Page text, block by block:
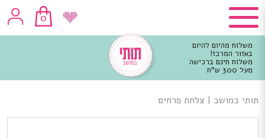
0
משלוח מהיום להיום
באזור המרכז!
משלוח חינם ברכישה
מעל 300 ש"ח
מרכזי
תותי במושב | צלחת פרחים